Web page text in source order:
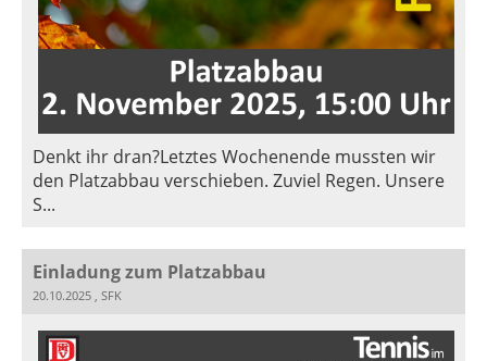
Denkt ihr dran?Letztes Wochenende mussten wir
den Platzabbau verschieben. Zuviel Regen. Unsere
S...
Einladung zum Platzabbau
20.10.2025 , SFK